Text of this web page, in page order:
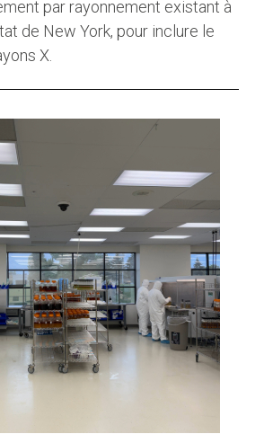
par rayonnement existant à
de New York, pour inclure le
X.